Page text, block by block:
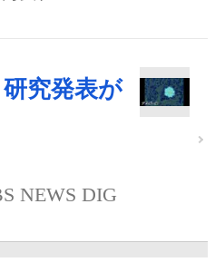
究発表が
NEWS DIG